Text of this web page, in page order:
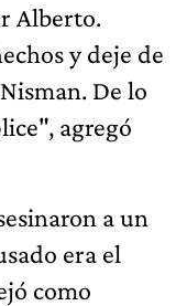
Alberto.
y deje de
De lo
agregó
a un
era el
como